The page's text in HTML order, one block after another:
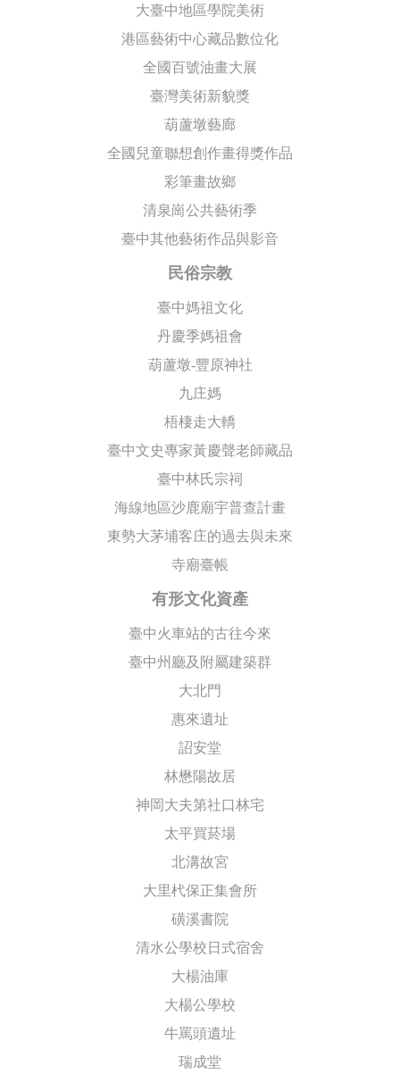
大臺中地區學院美術
港區藝術中心藏品數位化
全國百號油畫大展
臺灣美術新貌獎
葫蘆墩藝廊
全國兒童聯想創作畫得獎作品
彩筆畫故鄉
清泉崗公共藝術季
臺中其他藝術作品與影音
民俗宗教
臺中媽祖文化
丹慶季媽祖會
葫蘆墩-豐原神社
九庄媽
梧棲走大轎
臺中文史專家黃慶聲老師藏品
臺中林氏宗祠
海線地區沙鹿廟宇普查計畫
東勢大茅埔客庄的過去與未來
寺廟臺帳
有形文化資產
臺中火車站的古往今來
臺中州廳及附屬建築群
大北門
惠來遺址
詔安堂
林懋陽故居
神岡大夫第社口林宅
太平買菸場
北溝故宮
大里杙保正集會所
磺溪書院
清水公學校日式宿舍
大楊油庫
大楊公學校
牛罵頭遺址
瑞成堂